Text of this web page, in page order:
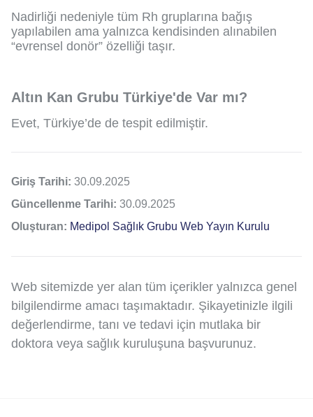
Nadirliği nedeniyle tüm Rh gruplarına bağış
yapılabilen ama yalnızca kendisinden alınabilen
“evrensel donör” özelliği taşır.
Altın Kan Grubu Türkiye'de Var mı?
Evet, Türkiye’de de tespit edilmiştir.
Giriş Tarihi: 30.09.2025
Güncellenme Tarihi: 30.09.2025
Oluşturan: Medipol Sağlık Grubu Web Yayın Kurulu
Web sitemizde yer alan tüm içerikler yalnızca genel
bilgilendirme amacı taşımaktadır. Şikayetinizle ilgili
değerlendirme, tanı ve tedavi için mutlaka bir
doktora veya sağlık kuruluşuna başvurunuz.